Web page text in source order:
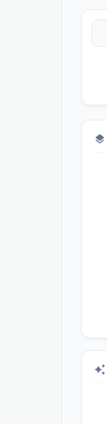
layers
auto_awesome